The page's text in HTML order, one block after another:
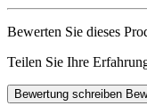
Bewerten Sie dieses
Teilen Sie Ihre
Bewertung schreiben